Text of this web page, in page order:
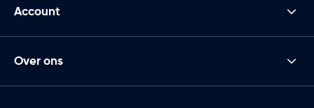
Account
Over ons